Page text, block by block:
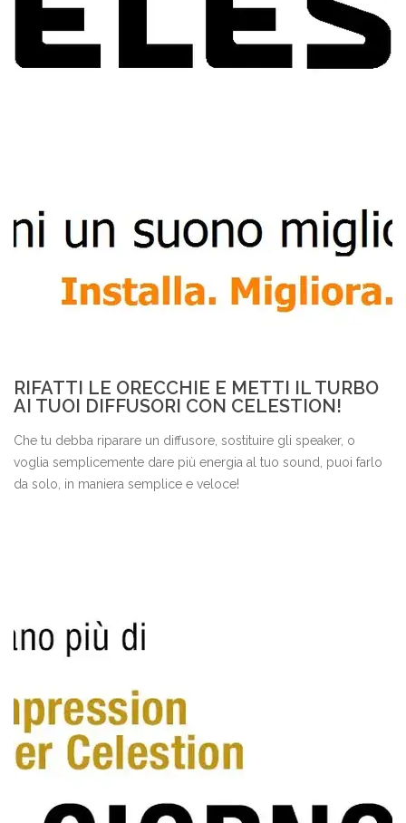
RIFATTI LE ORECCHIE E METTI IL TURBO
AI TUOI DIFFUSORI CON CELESTION!
Che tu debba riparare un diffusore, sostituire gli speaker, o
voglia semplicemente dare più energia al tuo sound, puoi farlo
da solo, in maniera semplice e veloce!